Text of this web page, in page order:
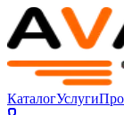
КаталогУслуги